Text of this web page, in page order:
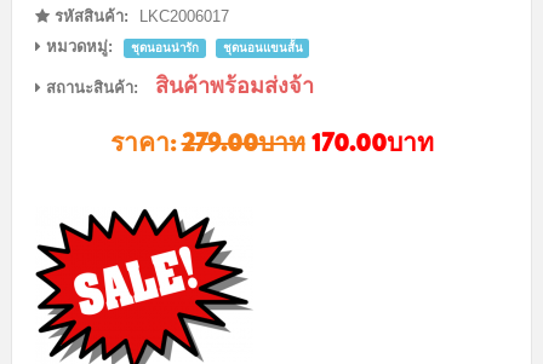
รหัสสินค้า:
LKC2006017
หมวดหมู่:
ชุดนอนน่ารัก ชุดนอนแขนสั้น
สถานะสินค้า: สินค้าพร้อมส่งจ้า
ราคา:279.00บาท170.00บาท